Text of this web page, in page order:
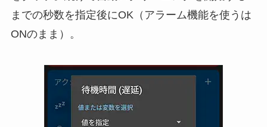
までの秒数を指定後にOK（アラーム機能を使うは
ONのまま）。